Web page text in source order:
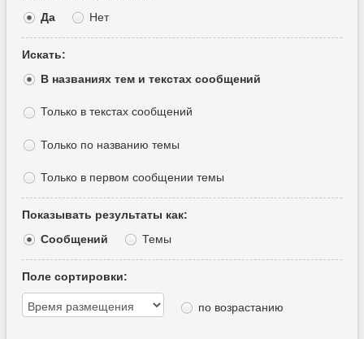
Да
Нет
Искать:
В названиях тем и текстах сообщений
Только в текстах сообщений
Только по названию темы
Только в первом сообщении темы
Показывать результаты как:
Сообщений
Темы
Поле сортировки:
по возрастанию